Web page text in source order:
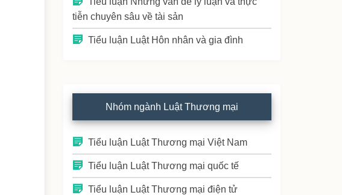
tiễn chuyên sâu về tài sản
Tiểu luận Luật Hôn nhân và gia đình
Nhóm ngành Luật Thương mại
Tiểu luận Luật Thương mại Việt Nam
Tiểu luận Luật Thương mại quốc tế
Tiểu luận Luật Thương mại điện tử